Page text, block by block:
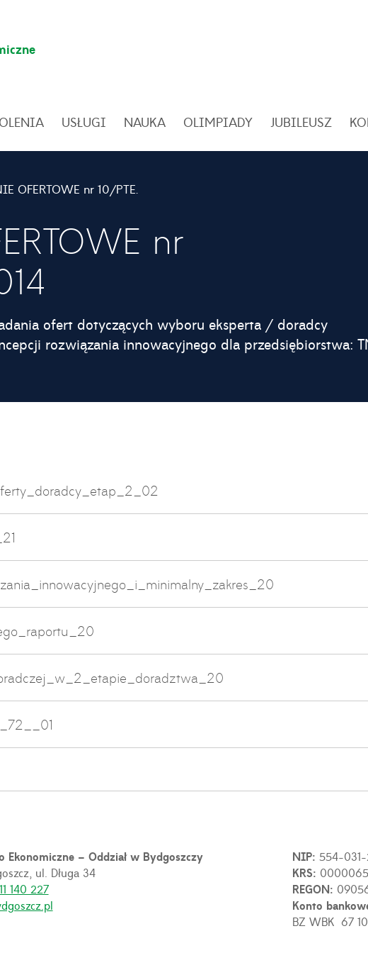
USŁUGI NAUKA OLIMPIADY JUBILEUSZ
ZAPYTANIE OFERTOWE nr 10/PTE/BKP/2014
nr
ofert dotyczących wyboru eksperta / doradcy
rozwiązania innowacyjnego dla przedsiębiorstwa:
Ekonomiczne – Oddział w Bydgoszczy
ul. Długa 34
140 227
NIP:554-
KRS:
REGON:
Konto
BZ WBK 67